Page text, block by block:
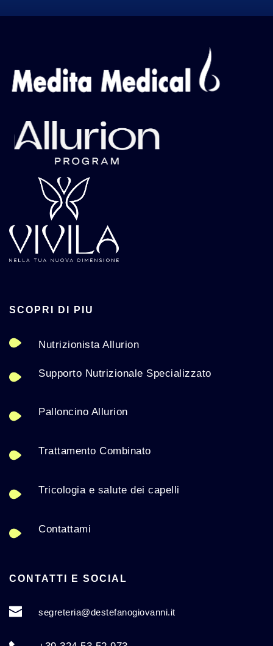
SCOPRI DI PIU
Nutrizionista Allurion
Supporto Nutrizionale Specializzato
Palloncino Allurion
Trattamento Combinato
Tricologia e salute dei capelli
Contattami
CONTATTI E SOCIAL
segreteria@destefanogiovanni.it